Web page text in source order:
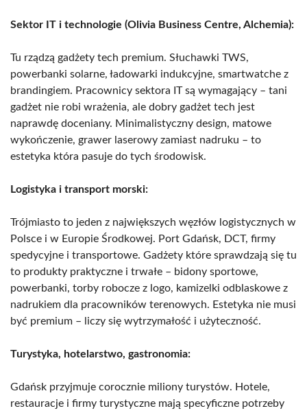
Sektor IT i technologie (Olivia Business Centre, Alchemia):
Tu rządzą gadżety tech premium. Słuchawki TWS,
powerbanki solarne, ładowarki indukcyjne, smartwatche z
brandingiem. Pracownicy sektora IT są wymagający – tani
gadżet nie robi wrażenia, ale dobry gadżet tech jest
naprawdę doceniany. Minimalistyczny design, matowe
wykończenie, grawer laserowy zamiast nadruku – to
estetyka która pasuje do tych środowisk.
Logistyka i transport morski:
Trójmiasto to jeden z największych węzłów logistycznych w
Polsce i w Europie Środkowej. Port Gdańsk, DCT, firmy
spedycyjne i transportowe. Gadżety które sprawdzają się tu
to produkty praktyczne i trwałe – bidony sportowe,
powerbanki, torby robocze z logo, kamizelki odblaskowe z
nadrukiem dla pracowników terenowych. Estetyka nie musi
być premium – liczy się wytrzymałość i użyteczność.
Turystyka, hotelarstwo, gastronomia:
Gdańsk przyjmuje corocznie miliony turystów. Hotele,
restauracje i firmy turystyczne mają specyficzne potrzeby